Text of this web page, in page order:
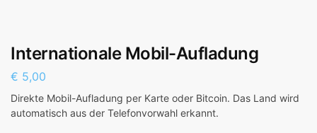
Internationale Mobil-Aufladung
€ 5,00
Direkte Mobil-Aufladung per Karte oder Bitcoin. Das Land wird
automatisch aus der Telefonvorwahl erkannt.